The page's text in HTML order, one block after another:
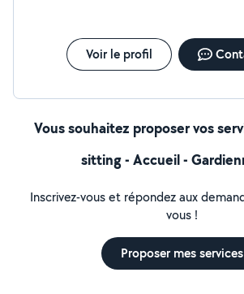
Voir le profil
Vous souhaitez proposer vos
sitting - Accueil -
Inscrivez-vous et répondez aux
vous !
Proposer mes services